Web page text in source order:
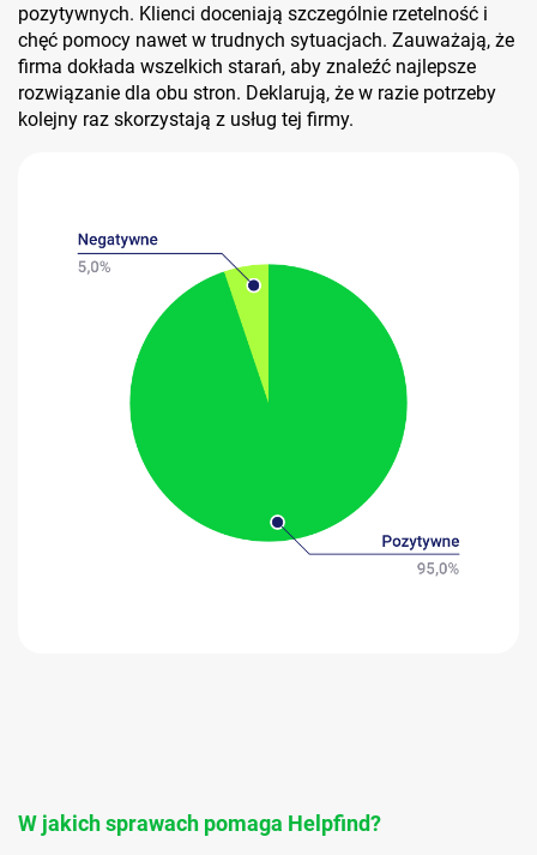
pozytywnych. Klienci doceniają szczególnie rzetelność i
chęć pomocy nawet w trudnych sytuacjach. Zauważają, że
firma dokłada wszelkich starań, aby znaleźć najlepsze
rozwiązanie dla obu stron. Deklarują, że w razie potrzeby
kolejny raz skorzystają z usług tej firmy.
W jakich sprawach pomaga Helpfind?